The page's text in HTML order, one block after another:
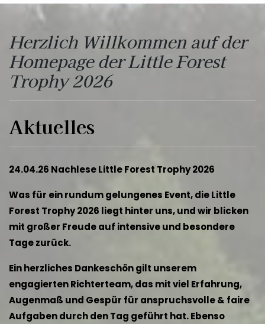
Herzlich Willkommen auf der
Homepage der Little Forest
Trophy 2026
Aktuelles
24.04.26 Nachlese Little Forest Trophy 2026
Was für ein rundum gelungenes Event, die Little
Forest Trophy 2026 liegt hinter uns, und wir blicken
mit großer Freude auf intensive und besondere
Tage zurück.
Ein herzliches Dankeschön gilt unserem
engagierten Richterteam, das mit viel Erfahrung,
Augenmaß und Gespür für anspruchsvolle & faire
Aufgaben durch den Tag geführt hat. Ebenso